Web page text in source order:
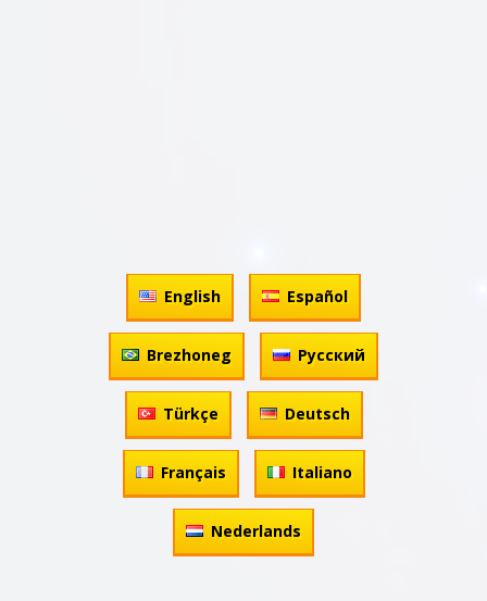
English Español
Brezhoneg Русский
Türkçe Deutsch
Français Italiano
Nederlands